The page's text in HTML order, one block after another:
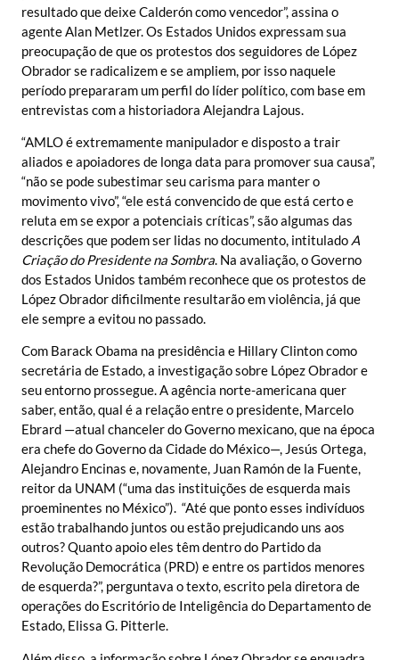
resultado que deixe Calderón como vencedor”, assina o
agente Alan Metlzer. Os Estados Unidos expressam sua
preocupação de que os protestos dos seguidores de López
Obrador se radicalizem e se ampliem, por isso naquele
período prepararam um perfil do líder político, com base em
entrevistas com a historiadora Alejandra Lajous.
“AMLO é extremamente manipulador e disposto a trair
aliados e apoiadores de longa data para promover sua causa”,
“não se pode subestimar seu carisma para manter o
movimento vivo”, “ele está convencido de que está certo e
reluta em se expor a potenciais críticas”, são algumas das
descrições que podem ser lidas no documento, intitulado A
Criação do Presidente na Sombra. Na avaliação, o Governo
dos Estados Unidos também reconhece que os protestos de
López Obrador dificilmente resultarão em violência, já que
ele sempre a evitou no passado.
Com Barack Obama na presidência e Hillary Clinton como
secretária de Estado, a investigação sobre López Obrador e
seu entorno prossegue. A agência norte-americana quer
saber, então, qual é a relação entre o presidente, Marcelo
Ebrard —atual chanceler do Governo mexicano, que na época
era chefe do Governo da Cidade do México—, Jesús Ortega,
Alejandro Encinas e, novamente, Juan Ramón de la Fuente,
reitor da UNAM (“uma das instituições de esquerda mais
proeminentes no México”). “Até que ponto esses indivíduos
estão trabalhando juntos ou estão prejudicando uns aos
outros? Quanto apoio eles têm dentro do Partido da
Revolução Democrática (PRD) e entre os partidos menores
de esquerda?”, perguntava o texto, escrito pela diretora de
operações do Escritório de Inteligência do Departamento de
Estado, Elissa G. Pitterle.